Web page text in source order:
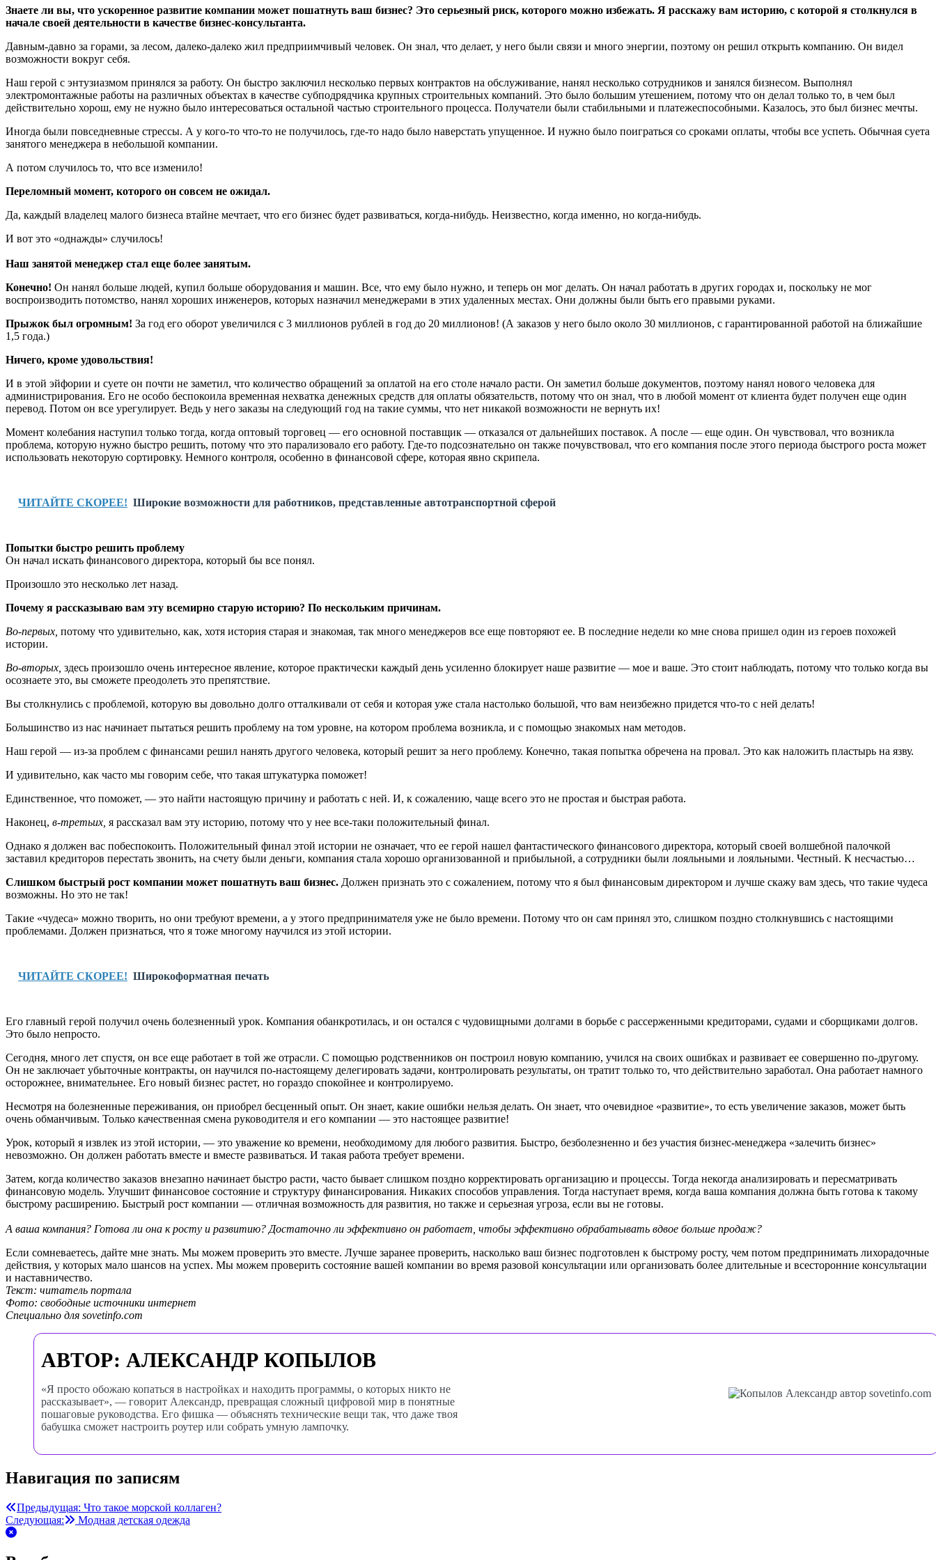
Знаете ли вы, что ускоренное развитие компании может пошатнуть ваш бизнес? Это серьезный риск, которого можно избежать. Я расскажу вам историю, с которой я столкнулся в
начале своей деятельности в качестве бизнес-консультанта.
Давным-давно за горами, за лесом, далеко-далеко жил предприимчивый человек. Он знал, что делает, у него были связи и много энергии, поэтому он решил открыть компанию. Он видел
возможности вокруг себя.
Наш герой с энтузиазмом принялся за работу. Он быстро заключил несколько первых контрактов на обслуживание, нанял несколько сотрудников и занялся бизнесом. Выполнял
электромонтажные работы на различных объектах в качестве субподрядчика крупных строительных компаний. Это было большим утешением, потому что он делал только то, в чем был
действительно хорош, ему не нужно было интересоваться остальной частью строительного процесса. Получатели были стабильными и платежеспособными. Казалось, это был бизнес мечты.
Иногда были повседневные стрессы. А у кого-то что-то не получилось, где-то надо было наверстать упущенное. И нужно было поиграться со сроками оплаты, чтобы все успеть. Обычная суета
занятого менеджера в небольшой компании.
А потом случилось то, что все изменило!
Переломный момент, которого он совсем не ожидал.
Да, каждый владелец малого бизнеса втайне мечтает, что его бизнес будет развиваться, когда-нибудь. Неизвестно, когда именно, но когда-нибудь.
И вот это «однажды» случилось!
Наш занятой менеджер стал еще более занятым.
Конечно! Он нанял больше людей, купил больше оборудования и машин. Все, что ему было нужно, и теперь он мог делать. Он начал работать в других городах и, поскольку не мог
воспроизводить потомство, нанял хороших инженеров, которых назначил менеджерами в этих удаленных местах. Они должны были быть его правыми руками.
Прыжок был огромным! За год его оборот увеличился с 3 миллионов рублей в год до 20 миллионов! (А заказов у него было около 30 миллионов, с гарантированной работой на ближайшие
1,5 года.)
Ничего, кроме удовольствия!
И в этой эйфории и суете он почти не заметил, что количество обращений за оплатой на его столе начало расти. Он заметил больше документов, поэтому нанял нового человека для
администрирования. Его не особо беспокоила временная нехватка денежных средств для оплаты обязательств, потому что он знал, что в любой момент от клиента будет получен еще один
перевод. Потом он все урегулирует. Ведь у него заказы на следующий год на такие суммы, что нет никакой возможности не вернуть их!
Момент колебания наступил только тогда, когда оптовый торговец — его основной поставщик — отказался от дальнейших поставок. А после — еще один. Он чувствовал, что возникла
проблема, которую нужно быстро решить, потому что это парализовало его работу. Где-то подсознательно он также почувствовал, что его компания после этого периода быстрого роста может
использовать некоторую сортировку. Немного контроля, особенно в финансовой сфере, которая явно скрипела.
ЧИТАЙТЕ СКОРЕЕ! Широкие возможности для работников, представленные автотранспортной сферой
Попытки быстро решить проблему
Он начал искать финансового директора, который бы все понял.
Произошло это несколько лет назад.
Почему я рассказываю вам эту всемирно старую историю? По нескольким причинам.
Во-первых, потому что удивительно, как, хотя история старая и знакомая, так много менеджеров все еще повторяют ее. В последние недели ко мне снова пришел один из героев похожей
истории.
Во-вторых, здесь произошло очень интересное явление, которое практически каждый день усиленно блокирует наше развитие — мое и ваше. Это стоит наблюдать, потому что только когда вы
осознаете это, вы сможете преодолеть это препятствие.
Вы столкнулись с проблемой, которую вы довольно долго отталкивали от себя и которая уже стала настолько большой, что вам неизбежно придется что-то с ней делать!
Большинство из нас начинает пытаться решить проблему на том уровне, на котором проблема возникла, и с помощью знакомых нам методов.
Наш герой — из-за проблем с финансами решил нанять другого человека, который решит за него проблему. Конечно, такая попытка обречена на провал. Это как наложить пластырь на язву.
И удивительно, как часто мы говорим себе, что такая штукатурка поможет!
Единственное, что поможет, — это найти настоящую причину и работать с ней. И, к сожалению, чаще всего это не простая и быстрая работа.
Наконец, в-третьих, я рассказал вам эту историю, потому что у нее все-таки положительный финал.
Однако я должен вас побеспокоить. Положительный финал этой истории не означает, что ее герой нашел фантастического финансового директора, который своей волшебной палочкой
заставил кредиторов перестать звонить, на счету были деньги, компания стала хорошо организованной и прибыльной, а сотрудники были лояльными и лояльными. Честный. К несчастью…
Слишком быстрый рост компании может пошатнуть ваш бизнес. Должен признать это с сожалением, потому что я был финансовым директором и лучше скажу вам здесь, что такие чудеса
возможны. Но это не так!
Такие «чудеса» можно творить, но они требуют времени, а у этого предпринимателя уже не было времени. Потому что он сам принял это, слишком поздно столкнувшись с настоящими
проблемами. Должен признаться, что я тоже многому научился из этой истории.
ЧИТАЙТЕ СКОРЕЕ! Широкоформатная печать
Его главный герой получил очень болезненный урок. Компания обанкротилась, и он остался с чудовищными долгами в борьбе с рассерженными кредиторами, судами и сборщиками долгов.
Это было непросто.
Сегодня, много лет спустя, он все еще работает в той же отрасли. С помощью родственников он построил новую компанию, учился на своих ошибках и развивает ее совершенно по-другому.
Он не заключает убыточные контракты, он научился по-настоящему делегировать задачи, контролировать результаты, он тратит только то, что действительно заработал. Она работает намного
осторожнее, внимательнее. Его новый бизнес растет, но гораздо спокойнее и контролируемо.
Несмотря на болезненные переживания, он приобрел бесценный опыт. Он знает, какие ошибки нельзя делать. Он знает, что очевидное «развитие», то есть увеличение заказов, может быть
очень обманчивым. Только качественная смена руководителя и его компании — это настоящее развитие!
Урок, который я извлек из этой истории, — это уважение ко времени, необходимому для любого развития. Быстро, безболезненно и без участия бизнес-менеджера «залечить бизнес»
невозможно. Он должен работать вместе и вместе развиваться. И такая работа требует времени.
Затем, когда количество заказов внезапно начинает быстро расти, часто бывает слишком поздно корректировать организацию и процессы. Тогда некогда анализировать и пересматривать
финансовую модель. Улучшит финансовое состояние и структуру финансирования. Никаких способов управления. Тогда наступает время, когда ваша компания должна быть готова к такому
быстрому расширению. Быстрый рост компании — отличная возможность для развития, но также и серьезная угроза, если вы не готовы.
А ваша компания? Готова ли она к росту и развитию? Достаточно ли эффективно он работает, чтобы эффективно обрабатывать вдвое больше продаж?
Если сомневаетесь, дайте мне знать. Мы можем проверить это вместе. Лучше заранее проверить, насколько ваш бизнес подготовлен к быстрому росту, чем потом предпринимать лихорадочные
действия, у которых мало шансов на успех. Мы можем проверить состояние вашей компании во время разовой консультации или организовать более длительные и всесторонние консультации
и наставничество.
Текст: читатель портала
Фото: свободные источники интернет
Специально для sovetinfo.com
АВТОР: АЛЕКСАНДР КОПЫЛОВ
«Я просто обожаю копаться в настройках и находить программы, о которых никто не
рассказывает», — говорит Александр, превращая сложный цифровой мир в понятные
пошаговые руководства. Его фишка — объяснять технические вещи так, что даже твоя
бабушка сможет настроить роутер или собрать умную лампочку.
Навигация по записям
Предыдущая: Что такое морской коллаген?
Следующая:
Модная детская одежда